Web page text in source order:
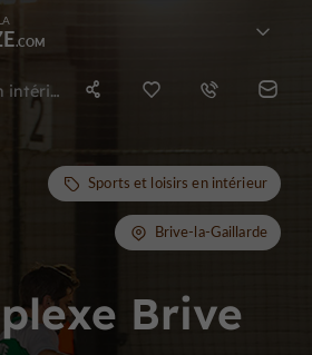
Gaillarde
Brive
Sports et loisirs en intérieur
Brive-la-Gaillarde